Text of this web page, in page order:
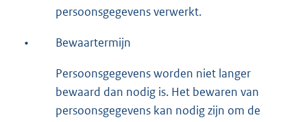
persoonsgegevens verwerkt.
• Bewaartermijn
Persoonsgegevens worden niet langer
bewaard dan nodig is. Het bewaren van
persoonsgegevens kan nodig zijn om de